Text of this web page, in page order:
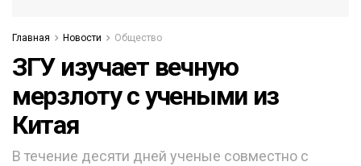
Главная Новости Общество
ЗГУ изучает вечную
мерзлоту с учеными из
Китая
В течение десяти дней ученые совместно с